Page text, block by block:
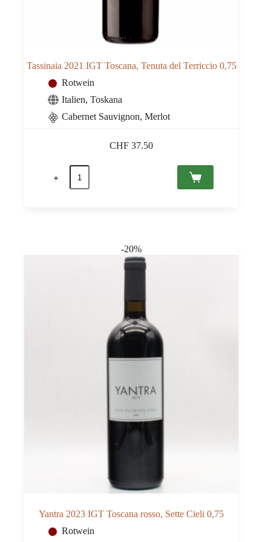
Tassinaia 2021 IGT Toscana, Tenuta del Terriccio 0,75
Rotwein
Italien, Toskana
Cabernet Sauvignon, Merlot
CHF 37.50
Tassinaia
2021
IGT
-20%
Yantra 2023 IGT Toscana rosso, Sette Cieli 0,75
Rotwein